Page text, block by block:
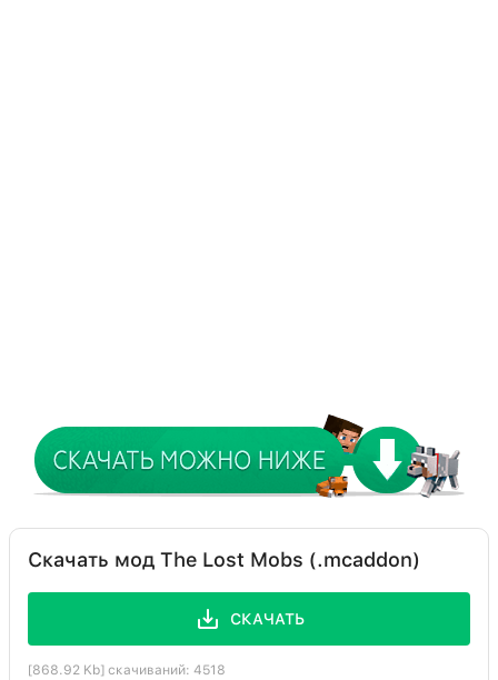
Скачать мод The Lost Mobs (.mcaddon)
СКАЧАТЬ
[868.92 Kb] скачиваний: 4518